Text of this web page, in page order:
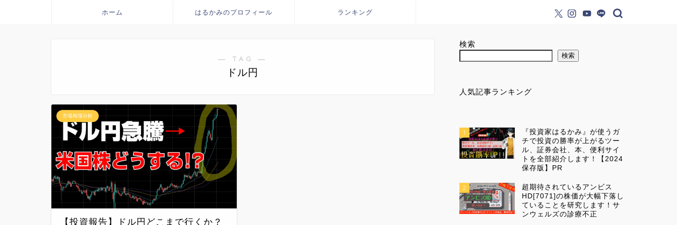
ホーム はるかみのプロフィール ランキング
― TAG ―
ドル円
市場相場分析
【投資報告】ドル円どこまで行くか？
検索
検索
人気記事ランキング
1
『投資家はるかみ』が使うガ
チで投資の勝率が上がるツー
ル、証券会社、本、便利サイ
トを全部紹介します！【2024
保存版】PR
2
超期待されているアンビス
HD[7071]の株価が大幅下落し
ていることを研究します！サ
ンウェルズの診療不正